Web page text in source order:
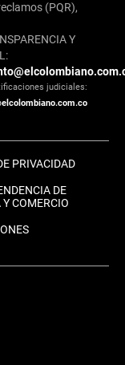
(PQR),
Y
judiciales:
PRIVACIDAD
DE
COMERCIO